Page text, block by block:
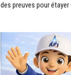
des preuves pour